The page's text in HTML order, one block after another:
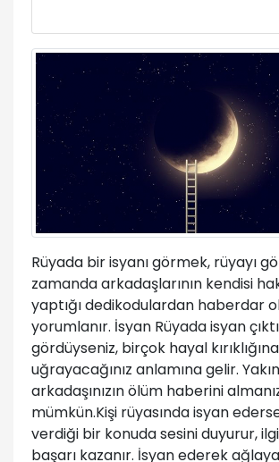
Rüyada bir isyanı görmek, rüyayı
zamanda arkadaşlarının kendisi
yaptığı dedikodulardan haberdar
yorumlanır. İsyan Rüyada isyan
gördüyseniz, birçok hayal kırıklığına
uğrayacağınız anlamına gelir.
arkadaşınızın ölüm haberini
mümkün.Kişi rüyasında isyan
verdiği bir konuda sesini duyurur,
başarı kazanır. İsyan ederek